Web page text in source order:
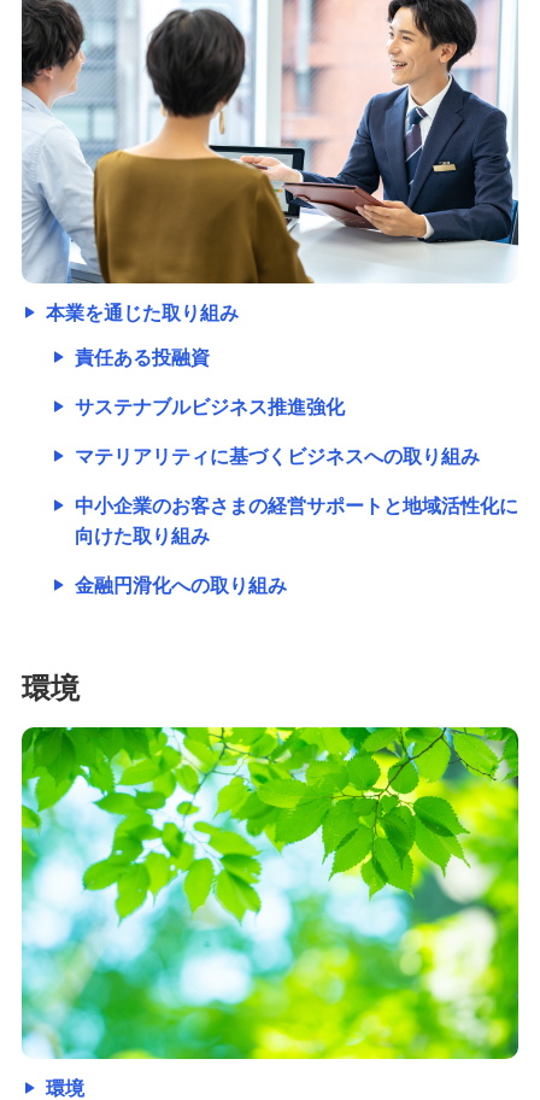
本業を通じた取り組み
責任ある投融資
サステナブルビジネス推進強化
マテリアリティに基づくビジネスへの取り組み
中小企業のお客さまの経営サポートと地域活性化に
向けた取り組み
金融円滑化への取り組み
環境
環境